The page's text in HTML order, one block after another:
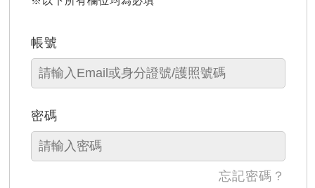
帳號
密碼
忘記密碼？